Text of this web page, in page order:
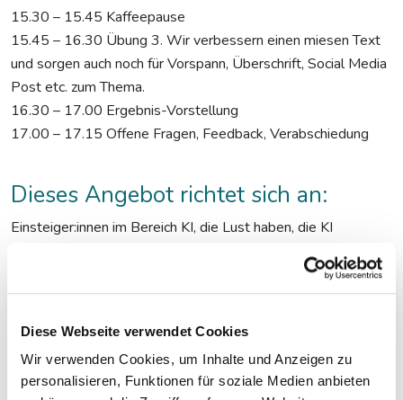
Diese Webseite verwendet Cookies
Wir verwenden Cookies, um Inhalte und Anzeigen zu
personalisieren, Funktionen für soziale Medien anbieten
15.30 – 15.45 Kaffeepause
15.45 – 16.30 Übung 3. Wir verbessern einen miesen Text
und sorgen auch noch für Vorspann, Überschrift, Social Media
Post etc. zum Thema.
16.30 – 17.00 Ergebnis-Vorstellung
17.00 – 17.15 Offene Fragen, Feedback, Verabschiedung
Dieses Angebot richtet sich an:
Einsteiger:innen im Bereich KI, die Lust haben, die KI